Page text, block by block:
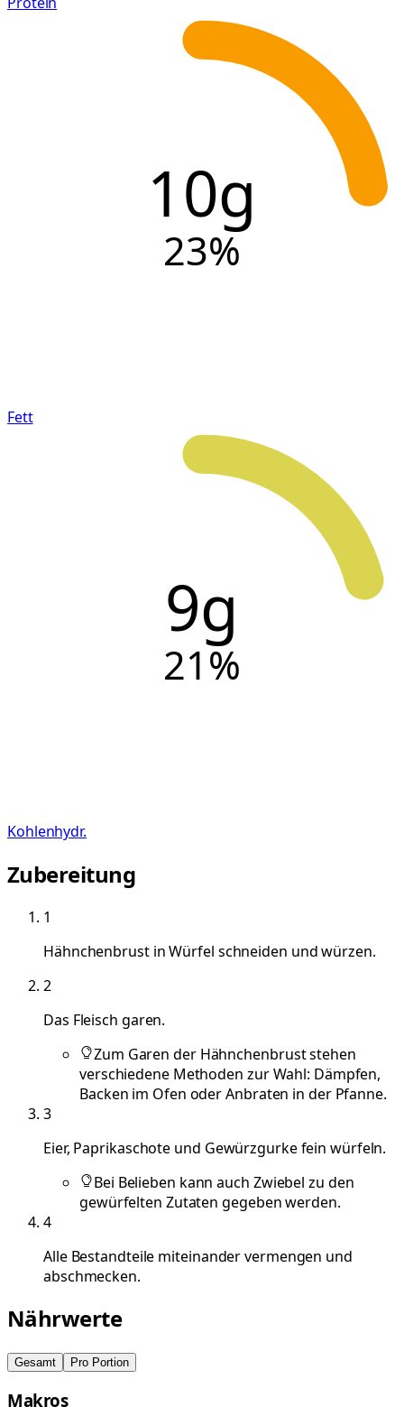
10g
23%
Fett
9g
21%
Kohlenhydr.
Zubereitung
1
Hähnchenbrust in Würfel schneiden und würzen.
2
Das Fleisch garen.
Zum Garen der Hähnchenbrust stehen
verschiedene Methoden zur Wahl: Dämpfen,
Backen im Ofen oder Anbraten in der Pfanne.
3
Eier, Paprikaschote und Gewürzgurke fein würfeln.
Bei Belieben kann auch Zwiebel zu den
gewürfelten Zutaten gegeben werden.
4
Alle Bestandteile miteinander vermengen und
abschmecken.
Nährwerte
Gesamt Pro Portion
Makros